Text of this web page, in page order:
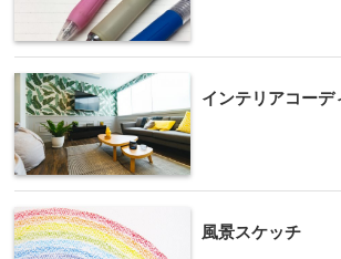
インテリアコーデ
風景スケッチ